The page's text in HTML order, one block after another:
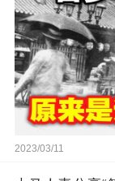
2023/03/11